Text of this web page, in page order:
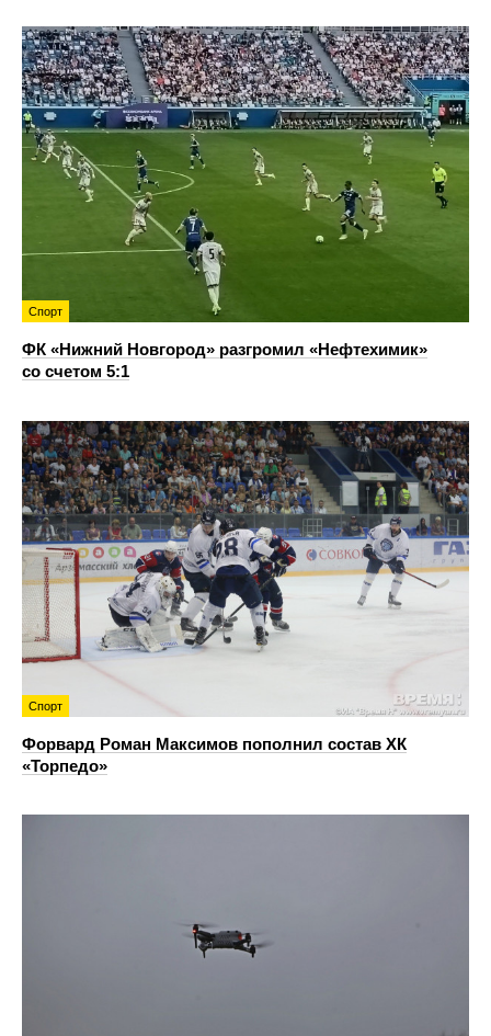
Спорт
ФК «Нижний Новгород» разгромил «Нефтехимик»
со счетом 5:1
Спорт
Форвард Роман Максимов пополнил состав ХК
«Торпедо»